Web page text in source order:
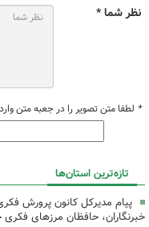
نظر شما *
* لطفا متن تصویر را در جعبه متن
تازه‌ترین استان‌ها
پیام مدیرکل کانون پرورش
خبرنگاران، حافظان مرزهای فکری